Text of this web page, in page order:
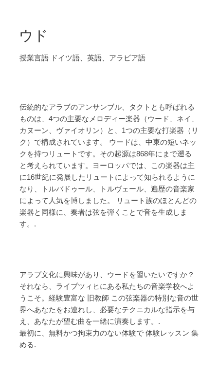
ウド
授業言語 ドイツ語、英語、アラビア語
伝統的なアラブのアンサンブル、タクトとも呼ばれる
ものは、4つの主要なメロディー楽器（ウード、ネイ、
カヌーン、ヴァイオリン）と、1つの主要な打楽器（リ
ク）で構成されています。 ウードは、中東の短いネッ
クを持つリュートです。その起源は868年にまで遡る
と考えられています。ヨーロッパでは、この楽器は主
に16世紀に発展したリュートによって知られるように
なり、トルバドゥール、トルヴェール、遍歴の音楽家
によって人気を博しました。 リュート族のほとんどの
楽器と同様に、奏者は弦を弾くことで音を生成しま
す。.
アラブ文化に興味があり、ウードを習いたいですか？
それなら、ライプツィヒにある私たちの音楽学校へよ
うこそ。経験豊富な 旧教師 この弦楽器の特別な音の世
界へあなたをお連れし、必要なテクニカルな指示を与
え、あなたが望む曲を一緒に演奏します。.
最初に、無料かつ拘束力のない体験で 体験レッスン 集
める.